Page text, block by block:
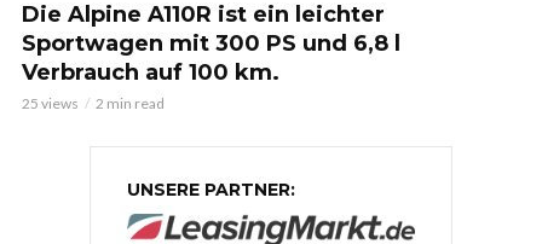
Die Alpine A110R ist ein leichter
Sportwagen mit 300 PS und 6,8 l
Verbrauch auf 100 km.
25 views 2 min read
UNSERE PARTNER: